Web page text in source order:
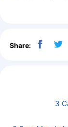
Share:
3